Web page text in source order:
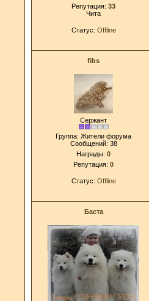
Репутация: 33
Чита
Статус: Offline
fibs
Сержант
Группа: Жители форума
Сообщений: 38
Награды: 0
Репутация: 0
Статус: Offline
Баста